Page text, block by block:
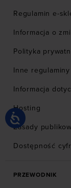
Regulamin e-
Informacja o
Polityka
Inne regulaminy
Informacja
Hosting
Zasady
Dostępność
PRZEWODNIK